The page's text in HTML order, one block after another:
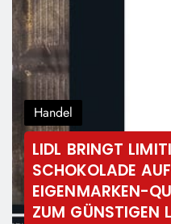
Handel
LIDL BRINGT
SCHOKOLADE
EIGENMARKEN-
ZUM GÜNSTIGEN